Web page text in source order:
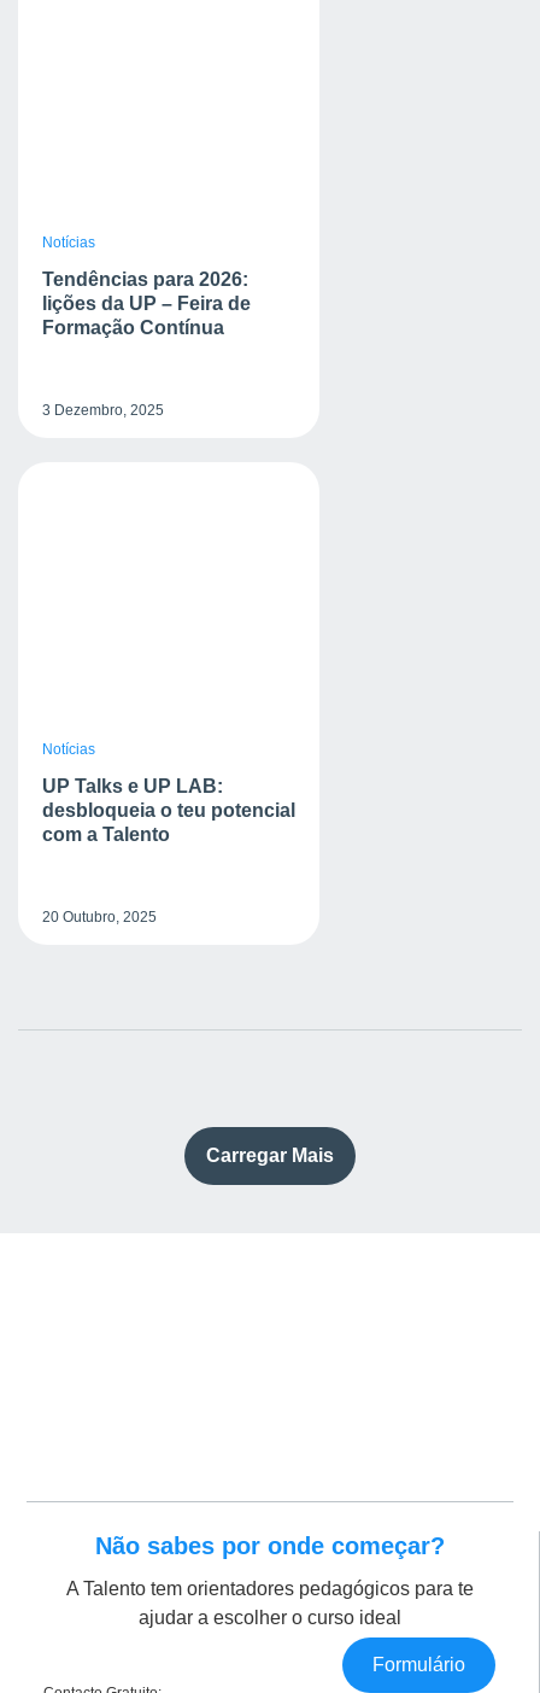
Notícias
3 Dezembro, 2025
Tendências para 2026:
lições da UP – Feira de
Formação Contínua
Notícias
20 Outubro, 2025
UP Talks e UP LAB:
desbloqueia o teu potencial
com a Talento
Carregar Mais
Não sabes por onde começar?
A Talento tem orientadores pedagógicos para te
ajudar a escolher o curso ideal
Formulário